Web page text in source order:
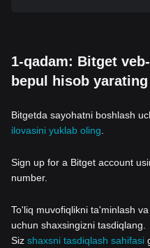
1-qadam: Bitget
bepul hisob yarating
Bitgetda sayohatni boshlash
ilovasini yuklab oling
Sign up for a Bitget account
number.
To'liq muvofiqlikni ta'minlash
uchun shaxsingizni tasdiqlang.
Siz shaxsni tasdiqlash sahifasi